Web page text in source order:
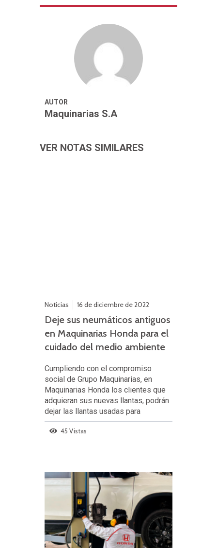
AUTOR
Maquinarias S.A
VER NOTAS SIMILARES
Noticias 16 de diciembre de 2022
Deje sus neumáticos antiguos
en Maquinarias Honda para el
cuidado del medio ambiente
Cumpliendo con el compromiso
social de Grupo Maquinarias, en
Maquinarias Honda los clientes que
adquieran sus nuevas llantas, podrán
dejar las llantas usadas para
45 Vistas